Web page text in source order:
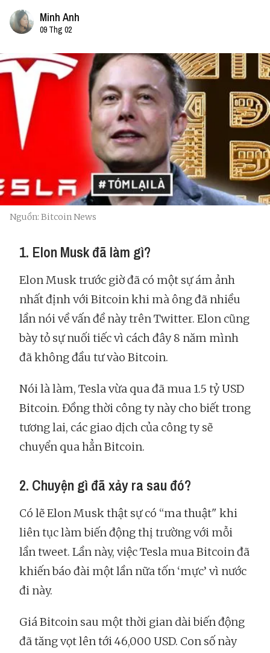
Minh Anh
09 Thg 02
Nguồn: Bitcoin News
1. Elon Musk đã làm gì?
Elon Musk trước giờ đã có một sự ám ảnh
nhất định với Bitcoin khi mà ông đã nhiều
lần nói về vấn đề này trên Twitter. Elon cũng
bày tỏ sự nuối tiếc vì cách đây 8 năm mình
đã không đầu tư vào Bitcoin.
Nói là làm, Tesla vừa qua đã mua 1.5 tỷ USD
Bitcoin. Đồng thời công ty này cho biết trong
tương lai, các giao dịch của công ty sẽ
chuyển qua hẳn Bitcoin.
2. Chuyện gì đã xảy ra sau đó?
Có lẽ Elon Musk thật sự có “ma thuật" khi
liên tục làm biến động thị trường với mỗi
lần tweet. Lần này, việc Tesla mua Bitcoin đã
khiến báo đài một lần nữa tốn ‘mực’ vì nước
đi này.
Giá Bitcoin sau một thời gian dài biến động
đã tăng vọt lên tới 46,000 USD. Con số này